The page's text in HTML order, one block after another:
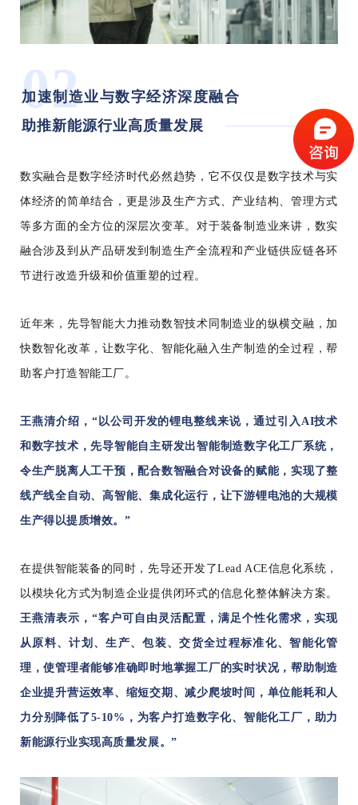
02
加速制造业与数字经济深度融合
助推新能源行业高质量发展
数实融合是数字经济时代必然趋势，它不仅仅是数字技术与实
体经济的简单结合，更是涉及生产方式、产业结构、管理方式
等多方面的全方位的深层次变革。对于装备制造业来讲，数实
融合涉及到从产品研发到制造生产全流程和产业链供应链各环
节进行改造升级和价值重塑的过程。
近年来，先导智能大力推动数智技术同制造业的纵横交融，加
快数智化改革，让数字化、智能化融入生产制造的全过程，帮
助客户打造智能工厂。
王燕清介绍，“以公司开发的锂电整线来说，通过引入AI技术
和数字技术，先导智能自主研发出智能制造数字化工厂系统，
令生产脱离人工干预，配合数智融合对设备的赋能，实现了整
线产线全自动、高智能、集成化运行，让下游锂电池的大规模
生产得以提质增效。”
在提供智能装备的同时，先导还开发了Lead ACE信息化系统，
以模块化方式为制造企业提供闭环式的信息化整体解决方案。
王燕清表示，“客户可自由灵活配置，满足个性化需求，实现
从原料、计划、生产、包装、交货全过程标准化、智能化管
理，使管理者能够准确即时地掌握工厂的实时状况，帮助制造
企业提升营运效率、缩短交期、减少爬坡时间，单位能耗和人
力分别降低了5-10%，为客户打造数字化、智能化工厂，助力
新能源行业实现高质量发展。”